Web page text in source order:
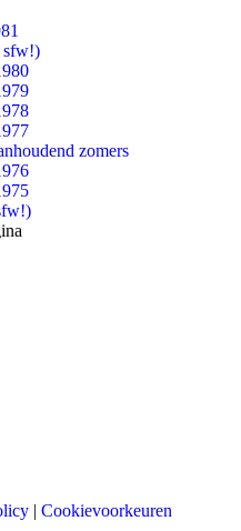
sfw!)
zomers
| Cookievoorkeuren